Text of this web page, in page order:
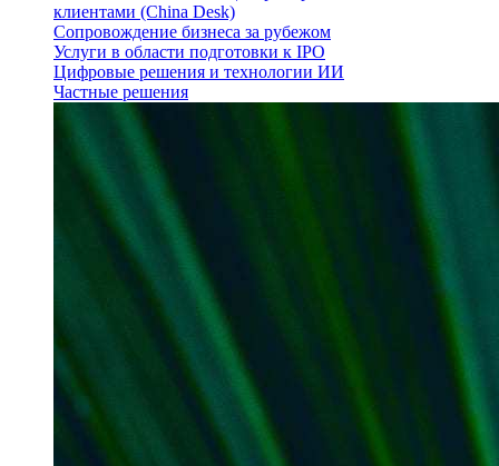
клиентами (China Desk)
Сопровождение бизнеса за рубежом
Услуги в области подготовки к IPO
Цифровые решения и технологии ИИ
Частные решения